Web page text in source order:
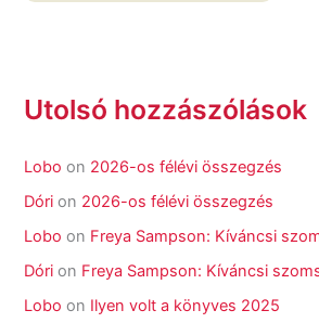
Utolsó hozzászólások
Lobo on 2026-os félévi összegzés
Dóri on 2026-os félévi összegzés
Lobo on Freya Sampson: Kíváncsi
Dóri on Freya Sampson: Kíváncsi
Lobo on Ilyen volt a könyves 2025